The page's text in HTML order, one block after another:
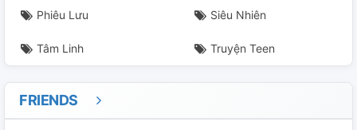
Phiêu Lưu Siêu Nhiên
Tâm Linh Truyện Teen
FRIENDS